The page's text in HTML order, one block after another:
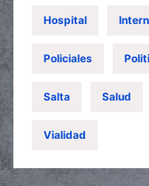
Hospital
Policiales
Salta Salud
Vialidad